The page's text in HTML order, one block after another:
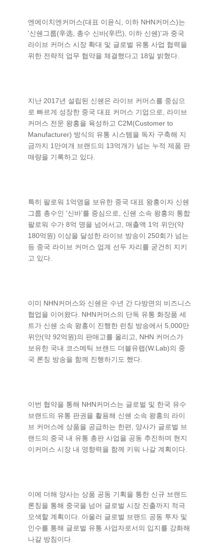
엔에이치엔커머스(대표 이윤식, 이하 NHN커머스)는
'신쉔그룹(辛选, 총수 신바(辛巴), 이하 신쉔)'과 중국
라이브 커머스 시장 확대 및 글로벌 유통 사업 협력을
위한 전략적 업무 협약을 체결했다고 18일 밝혔다.
지난 2017년 설립된 신쉔은 라이브 커머스를 중심으
로 빠르게 성장한 중국 대표 커머스 기업으로, 라이브
커머스 전문 왕홍을 육성하고 C2M(Customer to
Manufacturer) 방식의 유통 시스템을 독자 구축해 지
금까지 1만여개 브랜드의 13억개가 넘는 누적 제품 판
매량을 기록하고 있다.
특히 팔로워 1억명을 보유한 중국 대표 왕홍이자 신쉔
그룹 총수인 '신바'를 중심으로, 신쉔 소속 왕홍의 통합
팔로워 수가 8억 명을 넘어서고, 매출액 1억 위안(약
180억원) 이상을 달성한 라이브 방송이 250회가 넘는
등 중국 라이브 커머스 업계 선두 자리를 굳건히 지키
고 있다.
이미 NHN커머스와 신쉔은 수년 간 다방면의 비즈니스
협업을 이어왔다. NHN커머스의 단독 유통 화장품 세
트가 신쉔 소속 왕홍이 진행한 런칭 방송에서 5,000만
위안(약 92억원)의 판매고를 올리고, NHN 커머스가
보유한 국내 코스메틱 브랜드 더블유랩(W.Lab)의 중
국 론칭 방송을 함께 진행하기도 했다.
이번 협약을 통해 NHN커머스는 글로벌 및 한국 유수
브랜드의 유통 판권을 활용해 신쉔 소속 왕홍의 라이
브 커머스에 상품을 공급하는 한편, 양사가 글로벌 브
랜드의 중국 내 유통 총판 사업을 공동 추진하며 현지
이커머스 시장 내 영향력을 함께 키워 나갈 계획이다.
이에 더해 양사는 상품 공동 기획을 통한 신규 브랜드
론칭을 통해 중국을 넘어 글로벌 시장 진출까지 적극
모색할 계획이다. 아울러 글로벌 브랜드 공동 투자 및
인수를 통해 글로벌 유통 사업자로서의 입지를 강화해
나갈 방침이다.